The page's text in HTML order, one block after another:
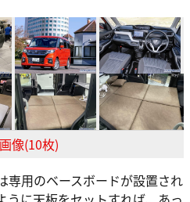
画像(10枚)
専用のベースボードが設置され